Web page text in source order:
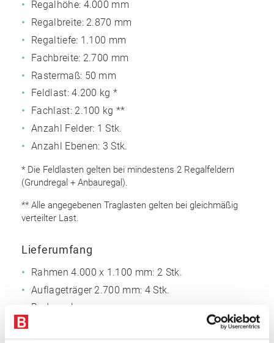
Regalhöhe: 4.000 mm
Regalbreite: 2.870 mm
Regaltiefe: 1.100 mm
Fachbreite: 2.700 mm
Rastermaß: 50 mm
Feldlast:4.200 kg *
Fachlast: 2.100 kg **
Anzahl Felder: 1 Stk.
Anzahl Ebenen: 3 Stk.
* Die Feldlasten gelten bei mindestens 2 Regalfeldern
(Grundregal + Anbauregal).
** Alle angegebenen Traglasten gelten bei gleichmäßig
verteilter Last.
Lieferumfang
Rahmen 4.000 x 1.100 mm: 2 Stk.
Auflageträger 2.700 mm: 4 Stk.
Bodenanker